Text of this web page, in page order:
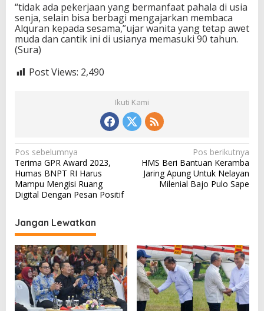
“tidak ada pekerjaan yang bermanfaat pahala di usia
senja, selain bisa berbagi mengajarkan membaca
Alquran kepada sesama,”ujar wanita yang tetap awet
muda dan cantik ini di usianya memasuki 90 tahun.
(Sura)
Post Views: 2,490
Ikuti Kami
N
a
v
i
g
a
s
i
p
o
Pos sebelumnya
Terima GPR Award 2023,
Humas BNPT RI Harus
Mampu Mengisi Ruang
Digital Dengan Pesan Positif
Pos berikutnya
HMS Beri Bantuan Keramba
Jaring Apung Untuk Nelayan
Milenial Bajo Pulo Sape
Jangan Lewatkan